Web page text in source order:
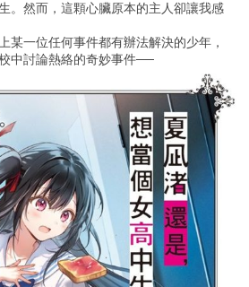
。然而，這顆心臟原本的主人卻讓我感
某一位任何事件都有辦法解決的少年，
中討論熱絡的奇妙事件──